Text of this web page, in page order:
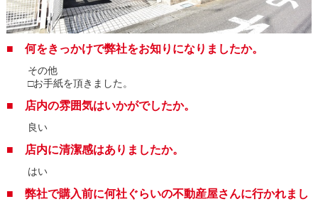
■ 何をきっかけで弊社をお知りになりましたか。
その他
□お手紙を頂きました。
■ 店内の雰囲気はいかがでしたか。
良い
■ 店内に清潔感はありましたか。
はい
■ 弊社で購入前に何社ぐらいの不動産屋さんに行かれまし